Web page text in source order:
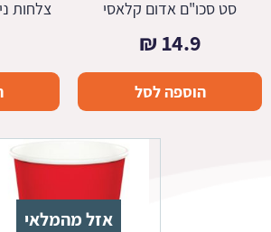
סט סכו"ם אדום קלאסי
14.9
₪
הוספה לסל
צלחות
אזל מהמלאי